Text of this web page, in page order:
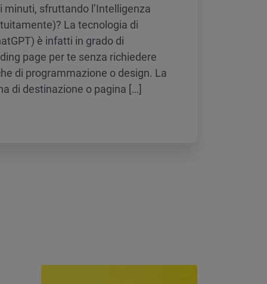
minuti, sfruttando l’Intelligenza
La tecnologia di
è infatti in grado di
page per te senza richiedere
di programmazione o design. La
di destinazione o pagina […]